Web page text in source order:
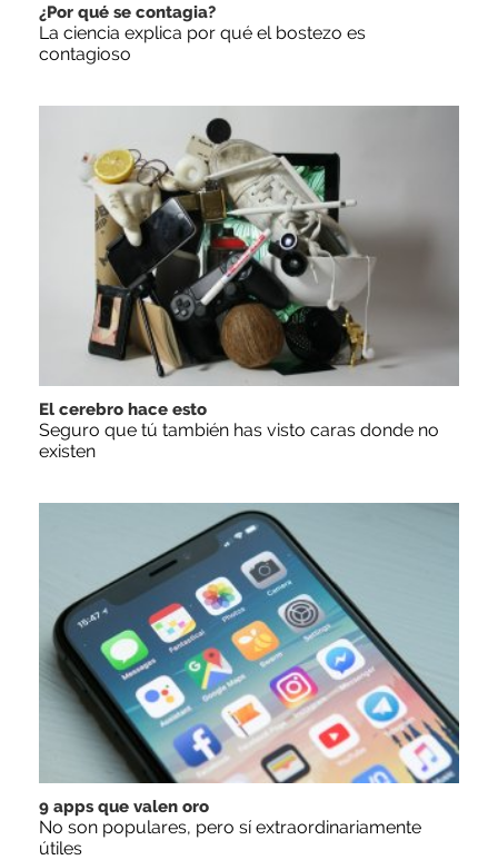
¿Por qué se contagia?
La ciencia explica por qué el bostezo es
contagioso
El cerebro hace esto
Seguro que tú también has visto caras donde no
existen
9 apps que valen oro
No son populares, pero sí extraordinariamente
útiles